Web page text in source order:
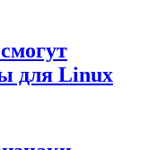
для Linux